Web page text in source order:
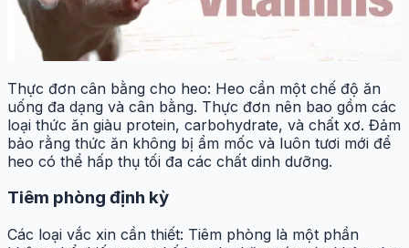
Thực đơn cân bằng cho heo: Heo cần một chế độ ăn
uống đa dạng và cân bằng. Thực đơn nên bao gồm các
loại thức ăn giàu protein, carbohydrate, và chất xơ. Đảm
bảo rằng thức ăn không bị ẩm mốc và luôn tươi mới để
heo có thể hấp thụ tối đa các chất dinh dưỡng.
Tiêm phòng định kỳ
Các loại vắc xin cần thiết: Tiêm phòng là một phần